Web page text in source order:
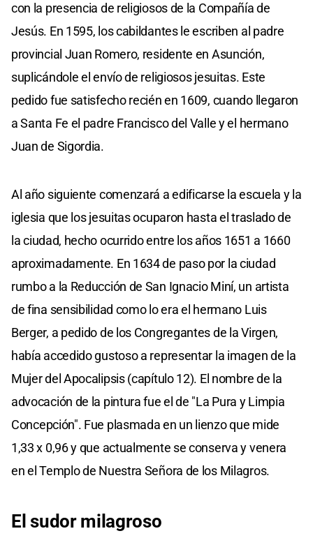
con la presencia de religiosos de la Compañía de
Jesús. En 1595, los cabildantes le escriben al padre
provincial Juan Romero, residente en Asunción,
suplicándole el envío de religiosos jesuitas. Este
pedido fue satisfecho recién en 1609, cuando llegaron
a Santa Fe el padre Francisco del Valle y el hermano
Juan de Sigordia.
Al año siguiente comenzará a edificarse la escuela y la
iglesia que los jesuitas ocuparon hasta el traslado de
la ciudad, hecho ocurrido entre los años 1651 a 1660
aproximadamente. En 1634 de paso por la ciudad
rumbo a la Reducción de San Ignacio Miní, un artista
de fina sensibilidad como lo era el hermano Luis
Berger, a pedido de los Congregantes de la Virgen,
había accedido gustoso a representar la imagen de la
Mujer del Apocalipsis (capítulo 12). El nombre de la
advocación de la pintura fue el de "La Pura y Limpia
Concepción". Fue plasmada en un lienzo que mide
1,33 x 0,96 y que actualmente se conserva y venera
en el Templo de Nuestra Señora de los Milagros.
El sudor milagroso